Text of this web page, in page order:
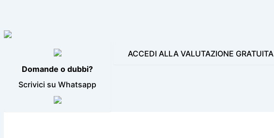
Domande o dubbi?
Scrivici su Whatsapp
ACCEDI ALLA VALUTAZIONE GRATUITA